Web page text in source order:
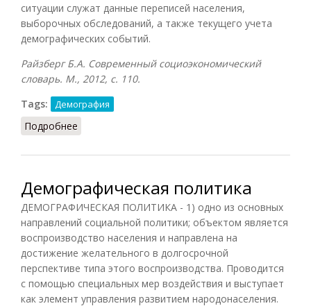
ситуации служат данные переписей населения,
выборочных обследований, а также текущего учета
демографических событий.
Райзберг Б.А. Современный социоэкономический
словарь. М., 2012, с. 110.
Tags:
Демография
Подробнее
Демографическая политика
ДЕМОГРАФИЧЕСКАЯ ПОЛИТИКА - 1) одно из основных
направлений социальной политики; объектом является
воспроизводство населения и направлена на
достижение желательного в долгосрочной
перспективе типа этого воспроизводства. Проводится
с помощью специальных мер воздействия и выступает
как элемент управления развитием народонаселения.